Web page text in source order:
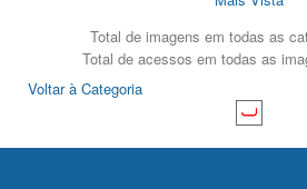
Total de imagens em todas as
Total de acessos em todas as
Voltar à Categoria